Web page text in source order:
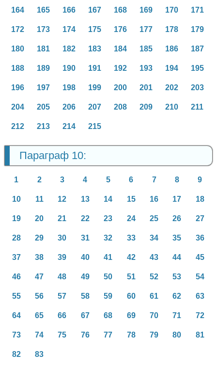
164 165 166 167 168 169 170 171
172 173 174 175 176 177 178 179
180 181 182 183 184 185 186 187
188 189 190 191 192 193 194 195
196 197 198 199 200 201 202 203
204 205 206 207 208 209 210 211
212 213 214 215
Параграф 10:
1 2 3 4 5 6 7 8 9
10 11 12 13 14 15 16 17 18
19 20 21 22 23 24 25 26 27
28 29 30 31 32 33 34 35 36
37 38 39 40 41 42 43 44 45
46 47 48 49 50 51 52 53 54
55 56 57 58 59 60 61 62 63
64 65 66 67 68 69 70 71 72
73 74 75 76 77 78 79 80 81
82 83